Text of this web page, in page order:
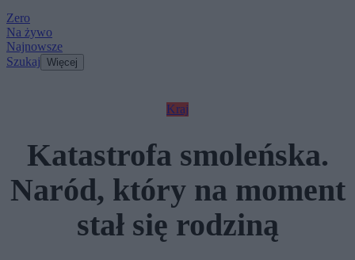
Zero
Na żywo
Najnowsze
Szukaj Więcej
Kraj
Katastrofa smoleńska.
Naród, który na moment
stał się rodziną